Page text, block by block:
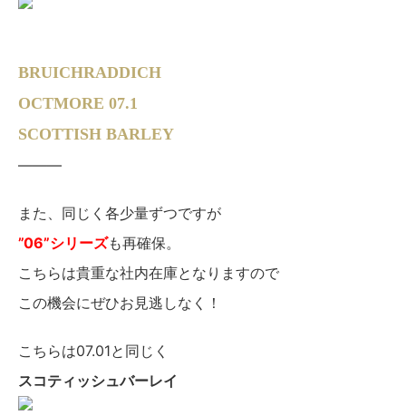
BRUICHRADDICH
OCTMORE 07.1
SCOTTISH BARLEY
———
また、同じく各少量ずつですが
”06”シリーズも再確保。
こちらは貴重な社内在庫となりますので
この機会にぜひお見逃しなく！
こちらは07.01と同じく
スコティッシュバーレイ